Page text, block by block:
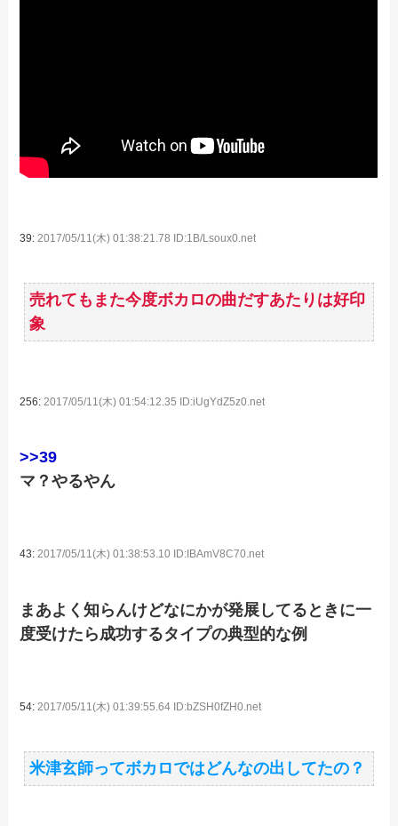
39: 2017/05/11(木) 01:38:21.78 ID:1B/Lsoux0.net
売れてもまた今度ボカロの曲だすあたりは好印
象
256: 2017/05/11(木) 01:54:12.35 ID:iUgYdZ5z0.net
>>39
マ？やるやん
43:2017/05/11(木) 01:38:53.10 ID:IBAmV8C70.net
まあよく知らんけどなにかが発展してるときに一
度受けたら成功するタイプの典型的な例
54:2017/05/11(木) 01:39:55.64 ID:bZSH0fZH0.net
米津玄師ってボカロではどんなの出してたの？